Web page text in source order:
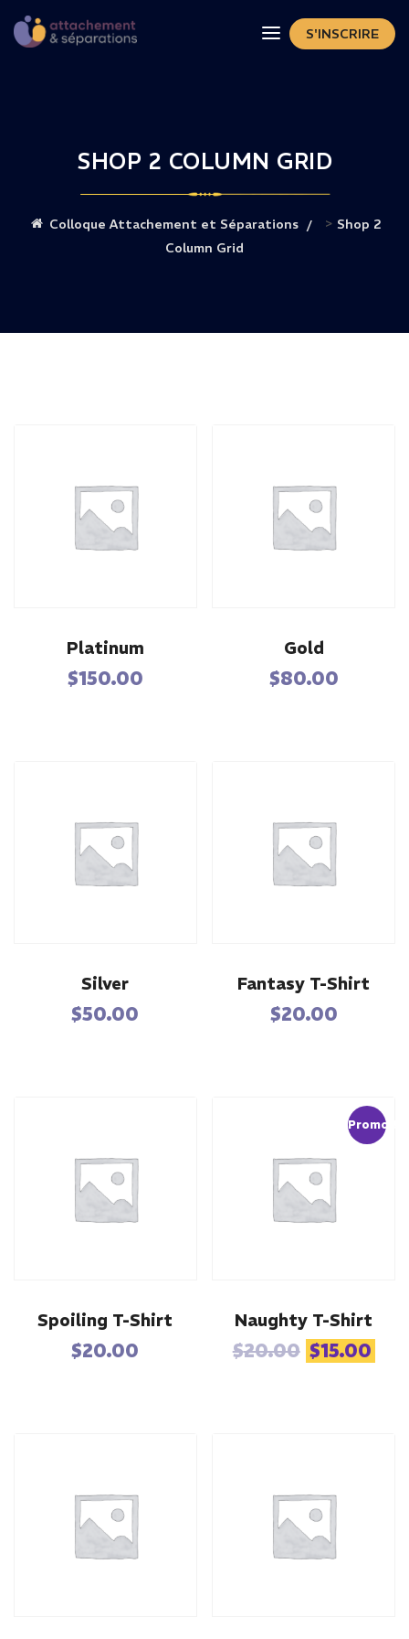
S'INSCRIRE
SHOP 2 COLUMN GRID
Colloque Attachement et Séparations > Shop 2
Column Grid
Platinum
$150.00
Gold
$80.00
Silver
$50.00
Fantasy T-Shirt
$20.00
Spoiling T-Shirt
$20.00
Promo !
Naughty T-Shirt
$20.00 Le
$15.00